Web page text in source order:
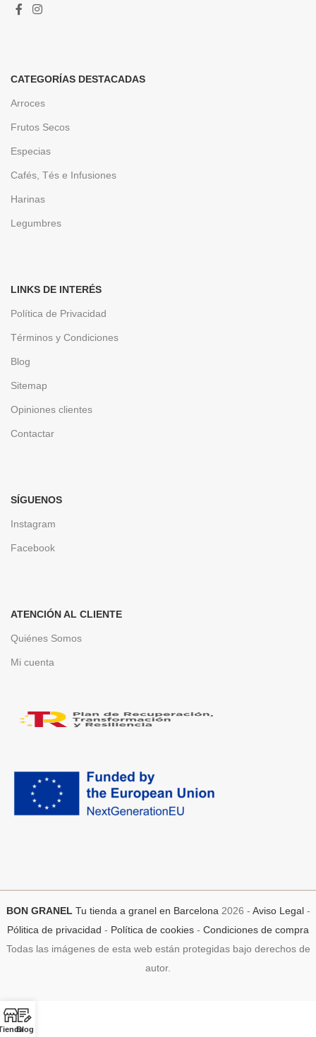
CATEGORÍAS DESTACADAS
Arroces
Frutos Secos
Especias
Cafés, Tés e Infusiones
Harinas
Legumbres
LINKS DE INTERÉS
Política de Privacidad
Términos y Condiciones
Blog
Sitemap
Opiniones clientes
Contactar
SÍGUENOS
Instagram
Facebook
ATENCIÓN AL CLIENTE
Quiénes Somos
Mi cuenta
BON GRANEL Tu tienda a granel en Barcelona 2026 - Aviso Legal-
Pólitica de privacidad - Política de cookies - Condiciones de compra
Todas las imágenes de esta web están protegidas bajo derechos de
autor.
Blog